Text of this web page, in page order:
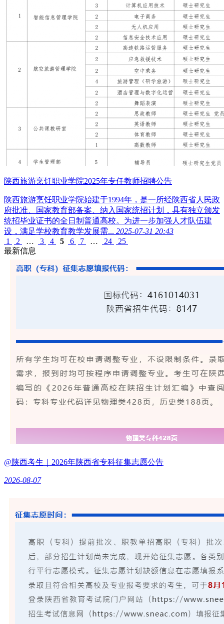
陕西旅游烹饪职业学院2025年专任教师招聘公告
陕西旅游烹饪职业学院始建于1994年，是一所经陕西省人民政
府批准、国家教育部备案、纳入国家统招计划，具有独立颁发
统招毕业证书的全日制普通高校。为进一步加强人才队伍建
设，满足学校教育教学发展需... 2025-07-31 20:43
1
2 … 3 4 5 6 7 … 24
25
最新信息
@陕西考生｜2026年陕西省专科征集志愿公告
2026-08-07